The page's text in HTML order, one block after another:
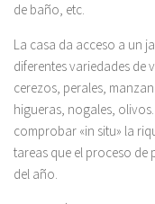
de baño, etc.
La casa da acceso a un
diferentes variedades de
cerezos, perales,
higueras, nogales,
comprobar «in situ» la
tareas que el proceso de
del año.